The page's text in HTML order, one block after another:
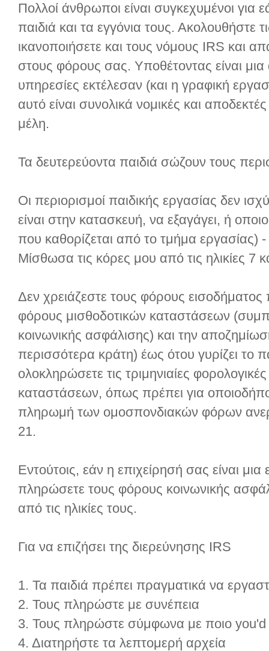
Πολλοί άνθρωποι είναι συγκεχυμένοι για
παιδιά και τα εγγόνια τους. Ακολουθήστε
ικανοποιήσετε και τους νόμους IRS και
στους φόρους σας. Υποθέτοντας είναι μια
υπηρεσίες εκτέλεσαν (και η γραφική
αυτό είναι συνολικά νομικές και
μέλη.
Τα δευτερεύοντα παιδιά σώζουν τους
Οι περιορισμοί παιδικής εργασίας δεν
είναι στην κατασκευή, να εξαγάγει, ή
που καθορίζεται από το τμήμα
Μίσθωσα τις κόρες μου από τις ηλικίες 7
Δεν χρειάζεστε τους φόρους
φόρους μισθοδοτικών καταστάσεων
κοινωνικής ασφάλισης) και την
περισσότερα κράτη) έως ότου γυρίζει το
ολοκληρώσετε τις τριμηνιαίες
καταστάσεων, όπως πρέπει για
πληρωμή των ομοσπονδιακών φόρων
21.
Εντούτοις, εάν η επιχείρησή σας είναι
πληρώσετε τους φόρους κοινωνικής
από τις ηλικίες τους.
Για να επιζήσει της διερεύνησης IRS
1. Τα παιδιά πρέπει πραγματικά να
2. Τους πληρώστε με συνέπεια
3. Τους πληρώστε σύμφωνα με ποιο
4. Διατηρήστε τα λεπτομερή αρχεία